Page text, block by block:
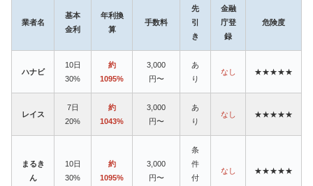
業者名
基本
金利
年利換
算
手数料
先
引
き
金融
庁登
録
危険度
ハナビ
10日
30%
約
1095%
3,000
円〜
あ
り
なし ★★★★★
レイス
7日
20%
約
1043%
3,000
円〜
あ
り
なし ★★★★★
まるき
ん
10日
30%
約
1095%
3,000
円〜
条
件
付
なし ★★★★★